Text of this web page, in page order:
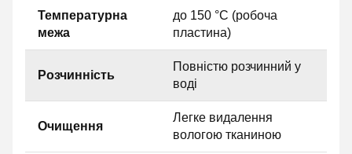
Температурна
межа
до 150 °C (робоча
пластина)
Розчинність
Повністю розчинний у
воді
Очищення
Легке видалення
вологою тканиною